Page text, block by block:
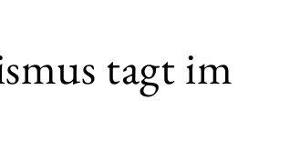
tagt im